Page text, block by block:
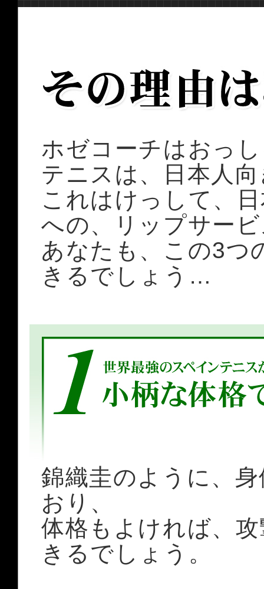
ホゼコーチはおっ
テニスは、日本人
これはけっして、
への、リップサー
あなたも、この3つ
きるでしょう…
錦織圭のように、
おり、
体格もよければ、
きるでしょう。